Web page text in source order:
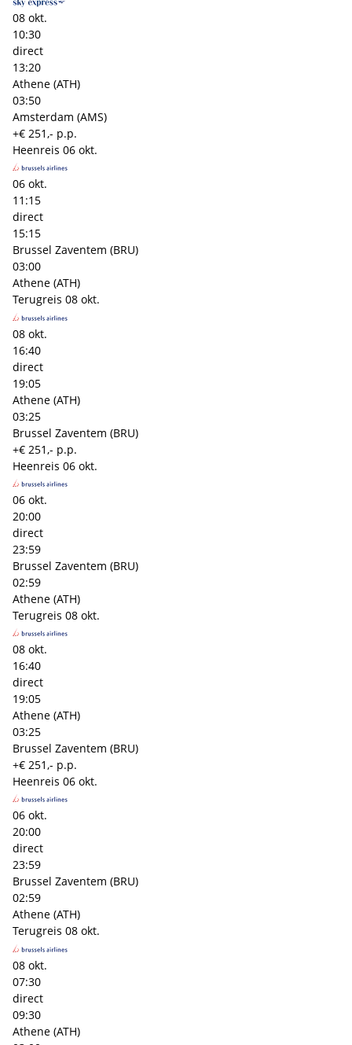
08 okt.
10:30
direct
13:20
Athene (ATH)
03:50
Amsterdam (AMS)
+€ 251,- p.p.
Heenreis 06 okt.
06 okt.
11:15
direct
15:15
Brussel Zaventem (BRU)
03:00
Athene (ATH)
Terugreis 08 okt.
08 okt.
16:40
direct
19:05
Athene (ATH)
03:25
Brussel Zaventem (BRU)
+€ 251,- p.p.
Heenreis 06 okt.
06 okt.
20:00
direct
23:59
Brussel Zaventem (BRU)
02:59
Athene (ATH)
Terugreis 08 okt.
08 okt.
16:40
direct
19:05
Athene (ATH)
03:25
Brussel Zaventem (BRU)
+€ 251,- p.p.
Heenreis 06 okt.
06 okt.
20:00
direct
23:59
Brussel Zaventem (BRU)
02:59
Athene (ATH)
Terugreis 08 okt.
08 okt.
07:30
direct
09:30
Athene (ATH)